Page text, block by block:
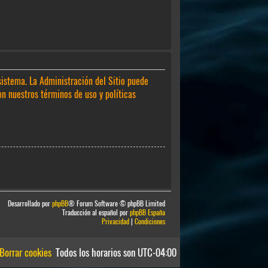
La Administración del Sitio puede
nuestros términos de uso y políticas
Desarrollado porphpBB® Forum Software © phpBB Limited
Traducción al español porphpBB España
Privacidad| Condiciones
Todos los horarios son UTC-04:00
Borrar cookies